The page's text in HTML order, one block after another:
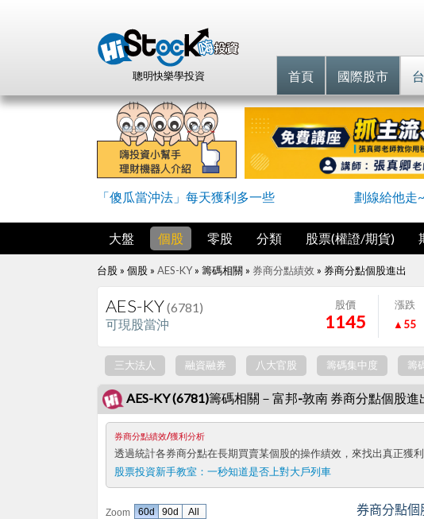
聰明快樂學投資 首頁 國際股市
「傻瓜當沖法」每天獲利多一些 劃線給他走
大盤 個股 零股 分類 股票(權證/期貨)
台股 » 個股 » AES-KY» 籌碼相關 » 券商分點績效 » 券商分點個股進出
AES-KY(6781)
可現股當沖
股價
1145
漲跌
▲55
三大法人 融資融券 八大官股 籌碼集中度 籌
AES-KY (6781)籌碼相關－富邦-敦南 券商分點個股進
券商分點績效/獲利分析
透過統計各券商分點在長期買賣某個股的操作績效，來找出真正獲
股票投資新手教室： 一秒知道是否上對大戶列車
Zoom 券商分點個
60d 90d All